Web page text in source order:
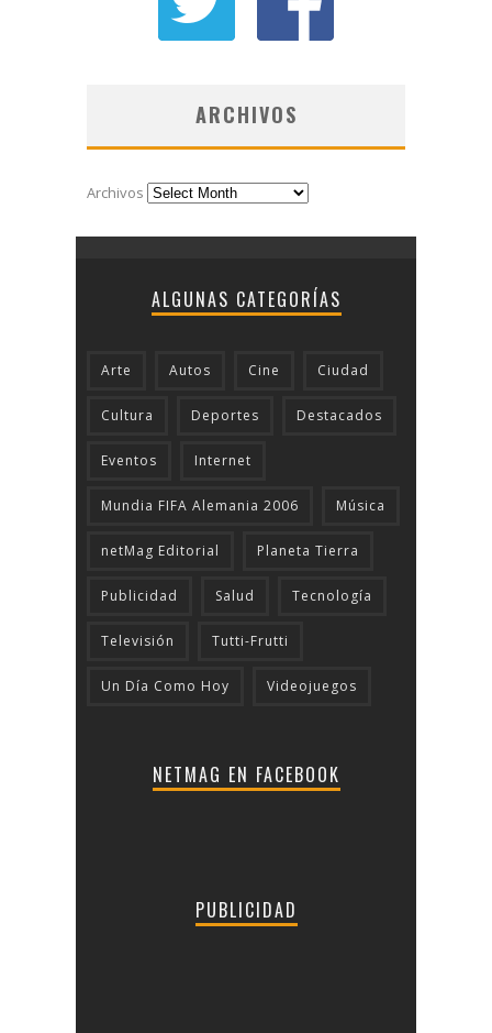
ARCHIVOS
Archivos
ALGUNAS CATEGORÍAS
Arte Autos Cine Ciudad
Cultura Deportes Destacados
Eventos Internet
Mundia FIFA Alemania 2006 Música
netMag Editorial Planeta Tierra
Publicidad Salud Tecnologí­a
Televisión Tutti-Frutti
Un Día Como Hoy Videojuegos
NETMAG EN FACEBOOK
PUBLICIDAD